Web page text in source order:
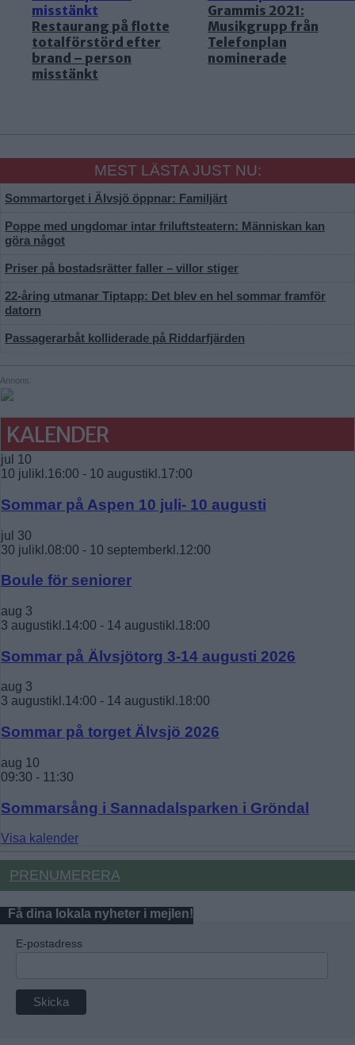
Restaurang på flotte
totalförstörd efter
brand – person
misstänkt
Grammis 2021:
Musikgrupp från
Telefonplan
nominerade
MEST LÄSTA JUST NU:
Sommartorget i Älvsjö öppnar: Familjärt
Poppe med ungdomar intar friluftsteatern: Människan kan
göra något
Priser på bostadsrätter faller – villor stiger
22-åring utmanar Tiptapp: Det blev en hel sommar framför
datorn
Passagerarbåt kolliderade på Riddarfjärden
Annons:
KALENDER
jul 10
10 julikl.16:00 - 10 augustikl.17:00
Sommar på Aspen 10 juli- 10 augusti
jul 30
30 julikl.08:00 - 10 septemberkl.12:00
Boule för seniorer
aug 3
3 augustikl.14:00 - 14 augustikl.18:00
Sommar på Älvsjötorg 3-14 augusti 2026
aug 3
3 augustikl.14:00 - 14 augustikl.18:00
Sommar på torget Älvsjö 2026
aug 10
09:30 - 11:30
Sommarsång i Sannadalsparken i Gröndal
Visa kalender
PRENUMERERA
Få dina lokala nyheter i mejlen!
E-postadress